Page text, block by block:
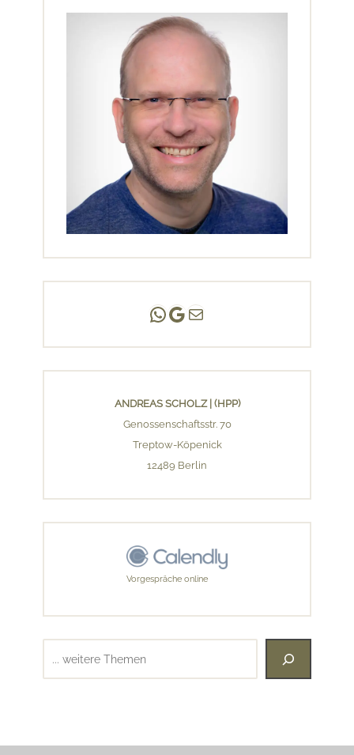
Andreas Scholz | (HPP)
Praxis Adlershof
E-Mail an mich ...
ANDREAS SCHOLZ | (HPP)
Genossenschaftsstr. 70
Treptow-Köpenick
12489 Berlin
Vorgespräche online